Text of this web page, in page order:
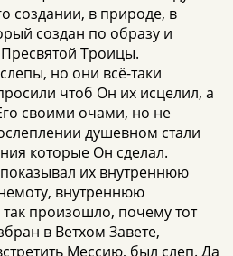
создании, в природе, в
создан по образу и
Троицы.
но они всё-таки
чтоб Он их исцелил, а
своими очами, но не
душевном стали
которые Он сделал.
их внутреннюю
внутреннюю
произошло, почему тот
в Ветхом Завете,
Мессию, был слеп. Да